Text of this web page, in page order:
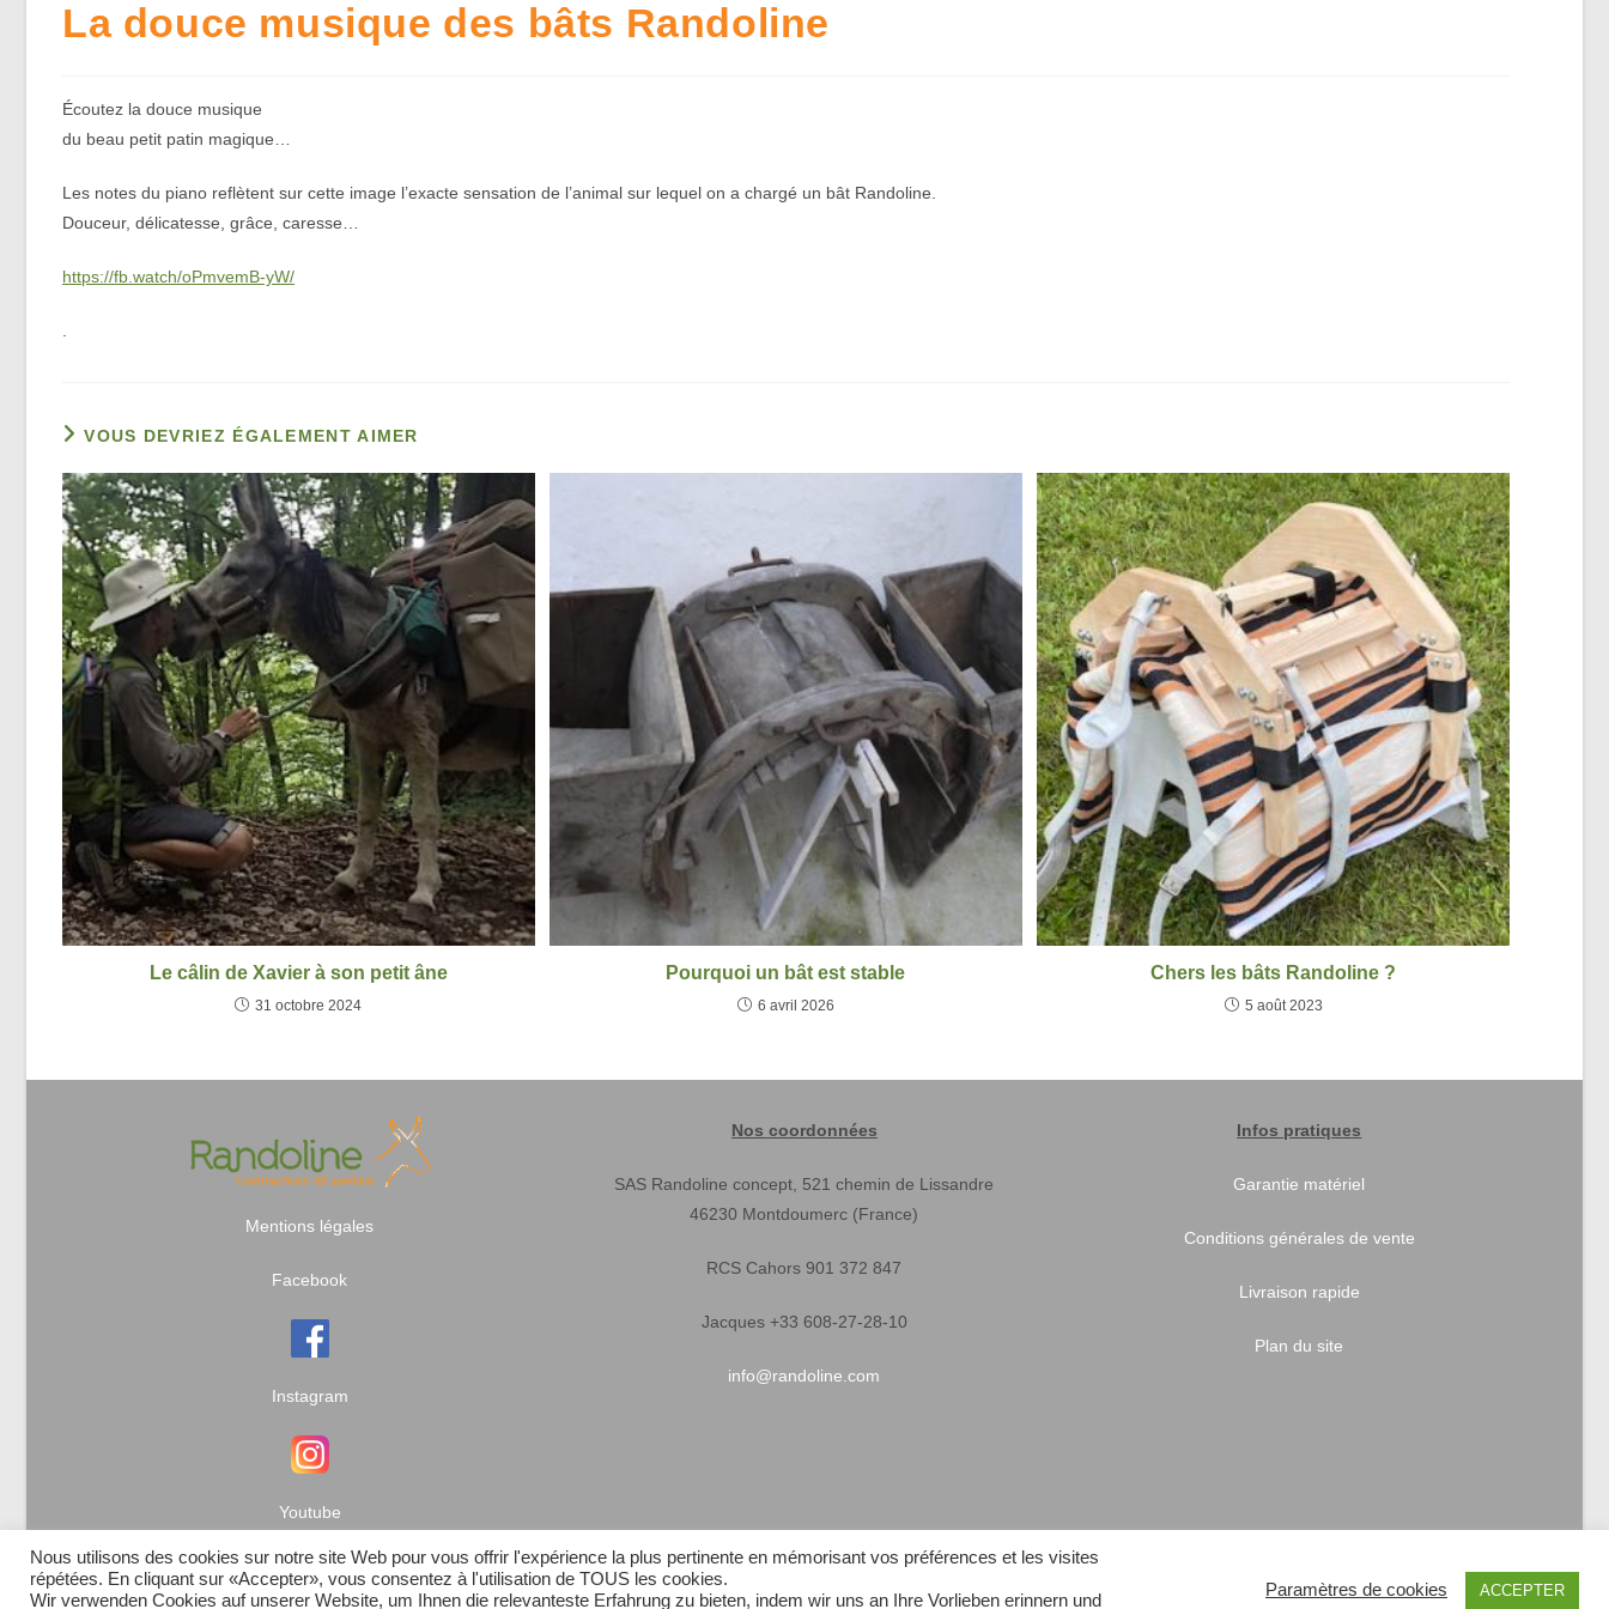
La douce musique des bâts Randoline
Écoutez la douce musique
du beau petit patin magique…
Les notes du piano reflètent sur cette image l’exacte sensation de l’animal sur lequel on a chargé un bât Randoline.
Douceur, délicatesse, grâce, caresse…
https://fb.watch/oPmvemB-yW/
VOUS DEVRIEZ ÉGALEMENT AIMER
Le câlin de Xavier à son petit âne
31 octobre 2024
Pourquoi un bât est stable
6 avril 2026
Chers les bâts Randoline ?
5 août 2023
Mentions légales
Facebook
Instagram
Youtube
Nos coordonnées
SAS Randoline concept, 521 chemin de Lissandre
46230 Montdoumerc (France)
RCS Cahors 901 372 847
Jacques +33 608-27-28-10
info@randoline.com
Infos pratiques
Garantie matériel
Conditions générales de vente
Livraison rapide
Plan du site
Nous utilisons des cookies sur notre site Web pour vous offrir l'expérience la plus pertinente en mémorisant vos préférences et les visites
répétées. En cliquant sur «Accepter», vous consentez à l'utilisation de TOUS les cookies.
Wir verwenden Cookies auf unserer Website, um Ihnen die relevanteste Erfahrung zu bieten, indem wir uns an Ihre Vorlieben erinnern und
Paramètres de cookies ACCEPTER